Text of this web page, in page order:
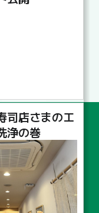
司店さまのエ
浄の巻